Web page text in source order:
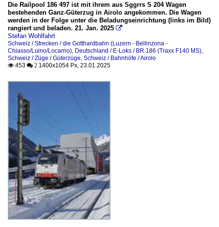
Die Railpool 186 497 ist mit ihrem aus Sggrrs S 204 Wagen
bestehenden Ganz-Güterzug in Airolo angekommen. Die Wagen
werden in der Folge unter die Beladungseinrichtung (links im Bild)
rangiert und beladen. 21. Jan. 2025 
Stefan Wohlfahrt
Schweiz / Strecken / die Gotthardbahn (Luzern - Bellinzona -
Chiasso/Luino/Locarno) Deutschland / E-Loks / BR 186 (Traxx F140 MS)
Schweiz / Züge / Güterzüge Schweiz / Bahnhöfe / Airolo
 453  2 1400x1054 Px, 23.01.2025